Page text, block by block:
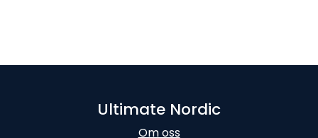
Ultimate Nordic
Om oss